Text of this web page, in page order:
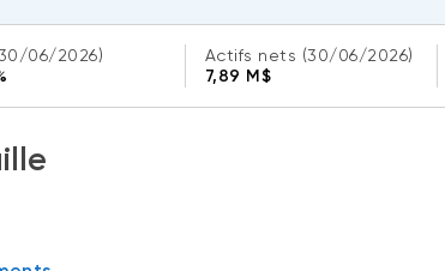
06/2026) Actifs nets (30/06/2026)
7,89 M$